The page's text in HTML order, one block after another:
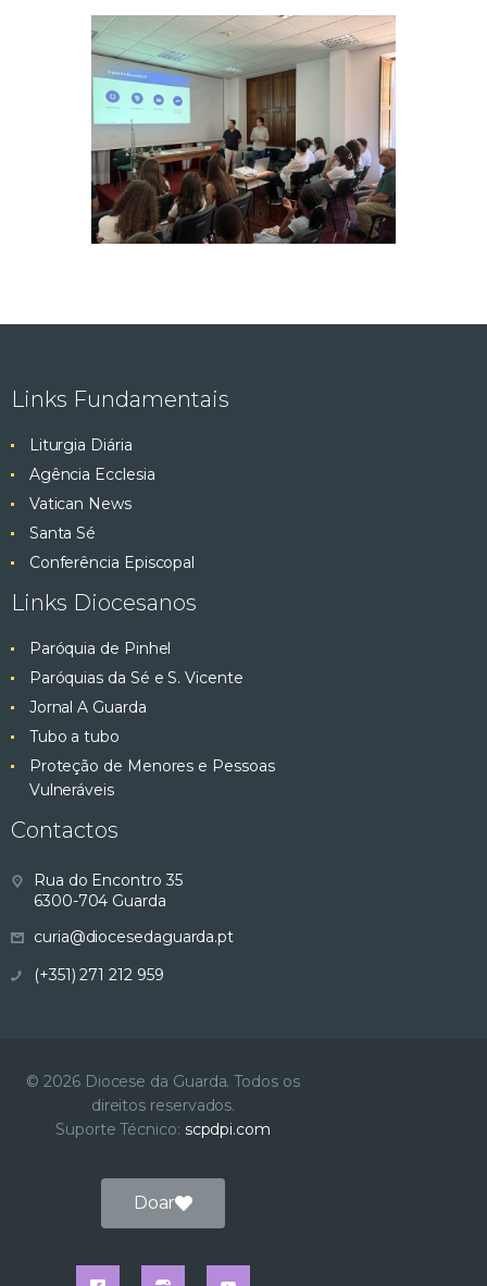
Links Fundamentais
Liturgia Diária
Agência Ecclesia
Vatican News
Santa Sé
Conferência Episcopal
Links Diocesanos
Paróquia de Pinhel
Paróquias da Sé e S. Vicente
Jornal A Guarda
Tubo a tubo
Proteção de Menores e Pessoas
Vulneráveis
Contactos
Rua do Encontro 35
6300-704 Guarda
curia@diocesedaguarda.pt
(+351) 271 212 959
© 2026 Diocese da Guarda. Todos os
direitos reservados.
Suporte Técnico: scpdpi.com
Doar